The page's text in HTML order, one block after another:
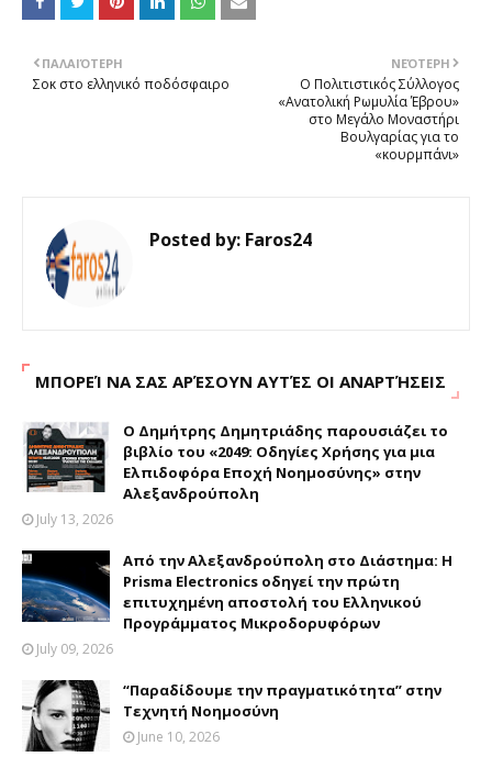
ΝΕΌΤΕΡΗ
Ο Πολιτιστικός Σύλλογος
«Ανατολική Ρωμυλία Έβρου»
στο Μεγάλο Μοναστήρι
Βουλγαρίας για το
«κουρμπάνι»
ΠΑΛΑΙΌΤΕΡΗ
Σοκ στο ελληνικό ποδόσφαιρο
Posted by: Faros24
ΜΠΟΡΕΊ ΝΑ ΣΑΣ ΑΡΈΣΟΥΝ ΑΥΤΈΣ ΟΙ ΑΝΑΡΤΉΣΕΙΣ
Ο Δημήτρης Δημητριάδης παρουσιάζει το
βιβλίο του «2049: Οδηγίες Χρήσης για μια
Ελπιδοφόρα Εποχή Νοημοσύνης» στην
Αλεξανδρούπολη
July 13, 2026
Από την Αλεξανδρούπολη στο Διάστημα: Η
Prisma Electronics οδηγεί την πρώτη
επιτυχημένη αποστολή του Ελληνικού
Προγράμματος Μικροδορυφόρων
July 09, 2026
“Παραδίδουμε την πραγματικότητα” στην
Τεχνητή Νοημοσύνη
June 10, 2026